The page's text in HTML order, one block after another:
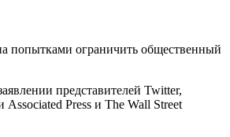
попытками ограничить общественный
представителей Twitter,
Associated Press и The Wall Street